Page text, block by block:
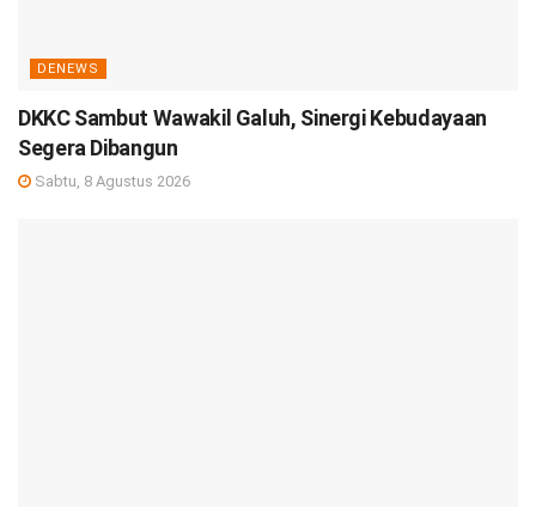
DENEWS
DKKC Sambut Wawakil Galuh, Sinergi Kebudayaan
Segera Dibangun
Sabtu, 8 Agustus 2026